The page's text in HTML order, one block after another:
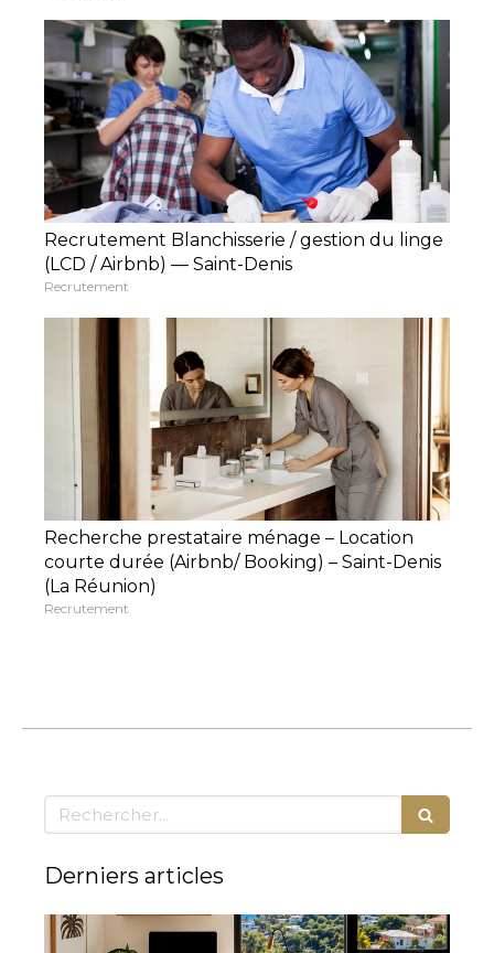
Recrutement Blanchisserie / gestion du linge
(LCD / Airbnb) — Saint-Denis
Recrutement
Recherche prestataire ménage – Location
courte durée (Airbnb/ Booking) – Saint-Denis
(La Réunion)
Recrutement
Rechercher
Derniers articles